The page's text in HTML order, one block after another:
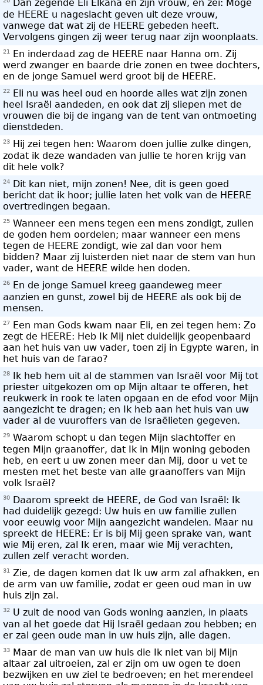
Dan zegende Eli Elkana en zijn vrouw, en zei: Moge
de HEERE u nageslacht geven uit deze vrouw,
vanwege dat wat zij de HEERE gebeden heeft.
Vervolgens gingen zij weer terug naar zijn woonplaats.
21
En inderdaad zag de HEERE naar Hanna om. Zij
werd zwanger en baarde drie zonen en twee dochters,
en de jonge Samuel werd groot bij de HEERE.
22
Eli nu was heel oud en hoorde alles wat zijn zonen
heel Israël aandeden, en ook dat zij sliepen met de
vrouwen die bij de ingang van de tent van ontmoeting
dienstdeden.
23
Hij zei tegen hen: Waarom doen jullie zulke dingen,
zodat ik deze wandaden van jullie te horen krijg van
dit hele volk?
24 Dit kan niet, mijn zonen! Nee, dit is geen goed
bericht dat ik hoor; jullie laten het volk van de HEERE
overtredingen begaan.
25 Wanneer een mens tegen een mens zondigt, zullen
de goden hem oordelen; maar wanneer een mens
tegen de HEERE zondigt, wie zal dan voor hem
bidden? Maar zij luisterden niet naar de stem van hun
vader, want de HEERE wilde hen doden.
26
En de jonge Samuel kreeg gaandeweg meer
aanzien en gunst, zowel bij de HEERE als ook bij de
mensen.
27 Een man Gods kwam naar Eli, en zei tegen hem: Zo
zegt de HEERE: Heb Ik Mij niet duidelijk geopenbaard
aan het huis van uw vader, toen zij in Egypte waren, in
het huis van de farao?
28
Ik heb hem uit al de stammen van Israël voor Mij tot
priester uitgekozen om op Mijn altaar te offeren, het
reukwerk in rook te laten opgaan en de efod voor Mijn
aangezicht te dragen; en Ik heb aan het huis van uw
vader al de vuuroffers van de Israëlieten gegeven.
29 Waarom schopt u dan tegen Mijn slachtoffer en
tegen Mijn graanoffer, dat Ik in Mijn woning geboden
heb, en eert u uw zonen meer dan Mij, door u vet te
mesten met het beste van alle graanoffers van Mijn
volk Israël?
30 Daarom spreekt de HEERE, de God van Israël: Ik
had duidelijk gezegd: Uw huis en uw familie zullen
voor eeuwig voor Mijn aangezicht wandelen. Maar nu
spreekt de HEERE: Er is bij Mij geen sprake van, want
wie Mij eren, zal Ik eren, maar wie Mij verachten,
zullen zelf veracht worden.
31
Zie, de dagen komen dat Ik uw arm zal afhakken, en
de arm van uw familie, zodat er geen oud man in uw
huis zijn zal.
32 U zult de nood van Gods woning aanzien, in plaats
van al het goede dat Hij Israël gedaan zou hebben; en
er zal geen oude man in uw huis zijn, alle dagen.
33 Maar de man van uw huis die Ik niet van bij Mijn
altaar zal uitroeien, zal er zijn om uw ogen te doen
bezwijken en uw ziel te bedroeven; en het merendeel